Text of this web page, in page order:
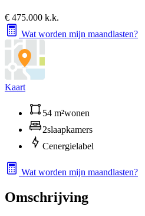
€ 475.000 k.k.
Wat worden mijn maandlasten?
Kaart
54 m²wonen
2slaapkamers
Cenergielabel
Wat worden mijn maandlasten?
Omschrijving